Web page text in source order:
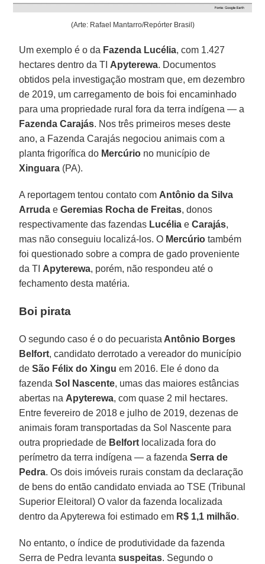
(Arte: Rafael Mantarro/Repórter Brasil)
Um exemplo é o da Fazenda Lucélia, com 1.427
hectares dentro da TI Apyterewa. Documentos
obtidos pela investigação mostram que, em dezembro
de 2019, um carregamento de bois foi encaminhado
para uma propriedade rural fora da terra indígena — a
Fazenda Carajás. Nos três primeiros meses deste
ano, a Fazenda Carajás negociou animais com a
planta frigorífica do Mercúrio no município de
Xinguara (PA).
A reportagem tentou contato com Antônio da Silva
Arruda eGeremias Rocha de Freitas, donos
respectivamente das fazendas Lucélia eCarajás,
mas não conseguiu localizá-los. O Mercúrio também
foi questionado sobre a compra de gado proveniente
da TI Apyterewa, porém, não respondeu até o
fechamento desta matéria.
Boi pirata
O segundo caso é o do pecuarista Antônio Borges
Belfort, candidato derrotado a vereador do município
deSão Félix do Xingu em 2016. Ele é dono da
fazenda Sol Nascente, umas das maiores estâncias
abertas na Apyterewa, com quase 2 mil hectares.
Entre fevereiro de 2018 e julho de 2019, dezenas de
animais foram transportadas da Sol Nascente para
outra propriedade de Belfort localizada fora do
perímetro da terra indígena — a fazenda Serra de
Pedra. Os dois imóveis rurais constam da declaração
de bens do então candidato enviada ao TSE (Tribunal
Superior Eleitoral) O valor da fazenda localizada
dentro da Apyterewa foi estimado em R$ 1,1 milhão.
No entanto, o índice de produtividade da fazenda
Serra de Pedra levantasuspeitas. Segundo o